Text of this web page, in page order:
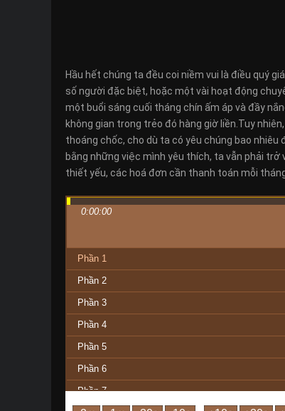
Hầu hết chúng ta đều coi niềm vui là điều quý
số người đặc biệt, hoặc một vài hoạt động
một buổi sáng cuối tháng chín ấm áp và đầy
không gian trong trẻo đó hàng giờ liền.Tuy
thoáng chốc, cho dù ta có yêu chúng bao
bằng những việc mình yêu thích, ta vẫn phải
thiết yếu, các hoá đơn cần thanh toán mỗi
0:00:00
Phần 1
Phần 2
Phần 3
Phần 4
Phần 5
Phần 6
Phần 7